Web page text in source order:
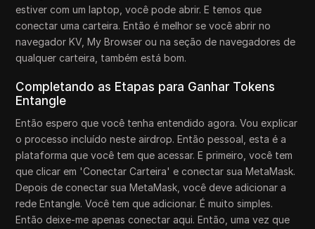
estiver com um laptop, você pode abrir. E temos que
conectar uma carteira. Então é melhor se você abrir no
navegador KV, My Browser ou na seção de navegadores de
qualquer carteira, também está bom.
Completando as Etapas para Ganhar Tokens
Entangle
Então espero que você tenha entendido agora. Vou explicar
o processo incluído neste airdrop. Então pessoal, esta é a
plataforma que você tem que acessar. E primeiro, você tem
que clicar em 'Conectar Carteira' e conectar sua MetaMask.
Depois de conectar sua MetaMask, você deve adicionar a
rede Entangle. Você tem que adicionar. É muito simples.
Então deixe-me apenas conectar aqui. Então, uma vez que